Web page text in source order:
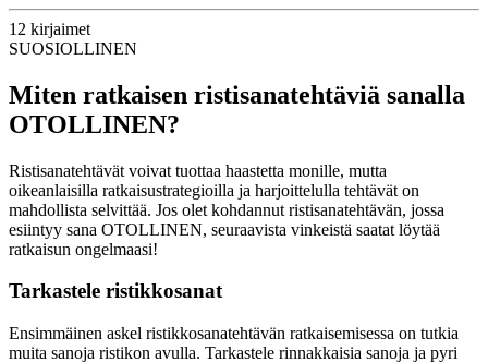
12 kirjaimet
SUOSIOLLINEN
Miten ratkaisen ristisanatehtäviä sanalla
OTOLLINEN?
Ristisanatehtävät voivat tuottaa haastetta monille, mutta
oikeanlaisilla ratkaisustrategioilla ja harjoittelulla tehtävät on
mahdollista selvittää. Jos olet kohdannut ristisanatehtävän, jossa
esiintyy sana OTOLLINEN, seuraavista vinkeistä saatat löytää
ratkaisun ongelmaasi!
Tarkastele ristikkosanat
Ensimmäinen askel ristikkosanatehtävän ratkaisemisessa on tutkia
muita sanoja ristikon avulla. Tarkastele rinnakkaisia sanoja ja pyri